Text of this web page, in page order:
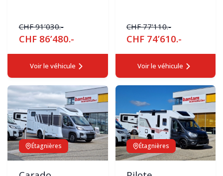
CHF 91’030.-
CHF 86’480.-
Voir le véhicule
CHF 77’110.-
CHF 74’610.-
Voir le véhicule
Étagnières Étagnières